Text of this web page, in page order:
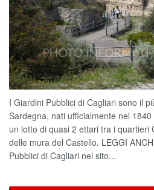
I Giardini Pubblici di Cagliari sono il
Sardegna, nati ufficialmente nel
un lotto di quasi 2 ettari tra i quartieri
delle mura del Castello. LEGGI
Pubblici di Cagliari nel sito...